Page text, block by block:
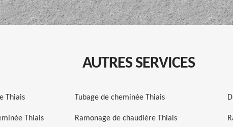
AUTRES SERVICES
Thiais Tubage de cheminée Thiais
Thiais Ramonage de chaudière Thiais